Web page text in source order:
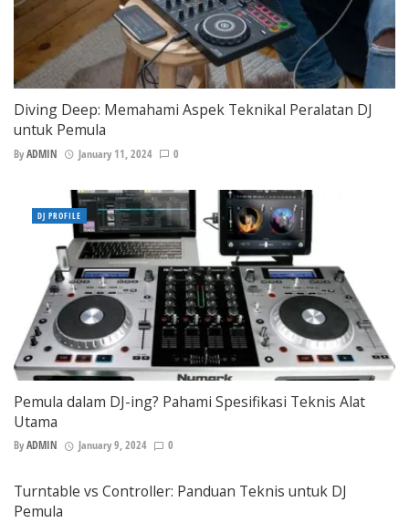
Diving Deep: Memahami Aspek Teknikal Peralatan DJ
untuk Pemula
ByADMIN January 11, 2024 0
Pemula dalam DJ-ing? Pahami Spesifikasi Teknis Alat
Utama
ByADMIN January 9, 2024 0
DJ PROFILE
Turntable vs Controller: Panduan Teknis untuk DJ
Pemula